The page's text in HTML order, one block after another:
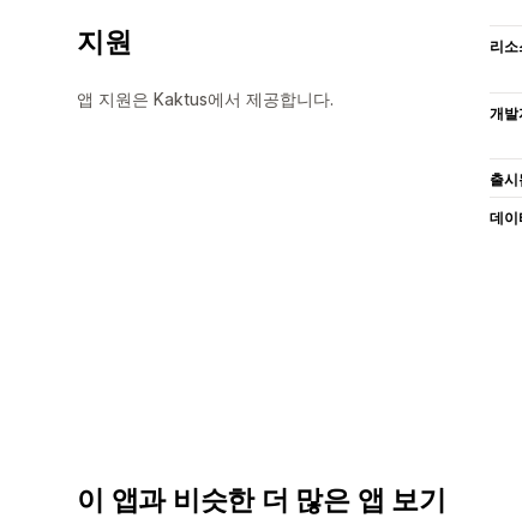
지원
앱 지원은 Kaktus에서 제공합니다.
리소
개발
출시
데이
이 앱과 비슷한 더 많은 앱 보기